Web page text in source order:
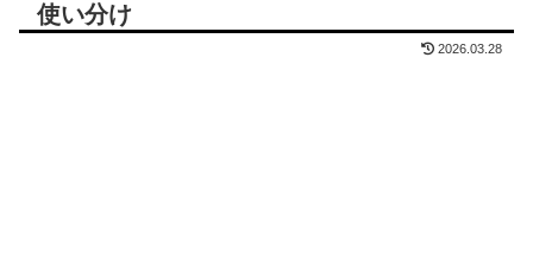
使い分け
2026.03.28